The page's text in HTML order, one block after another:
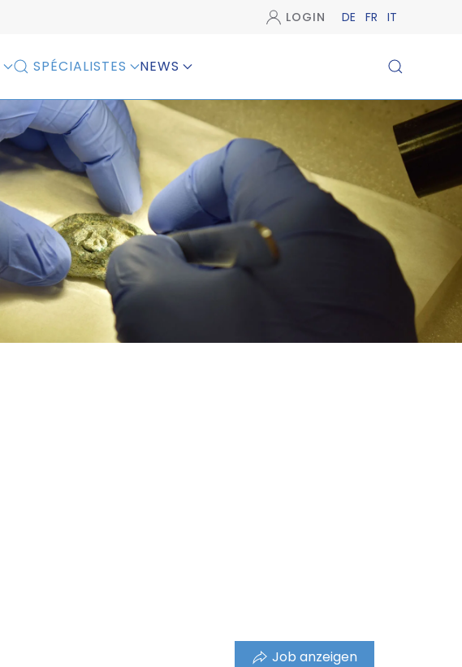
LOGIN DE FR IT
SPÉCIALISTES NEWS
Job anzeigen